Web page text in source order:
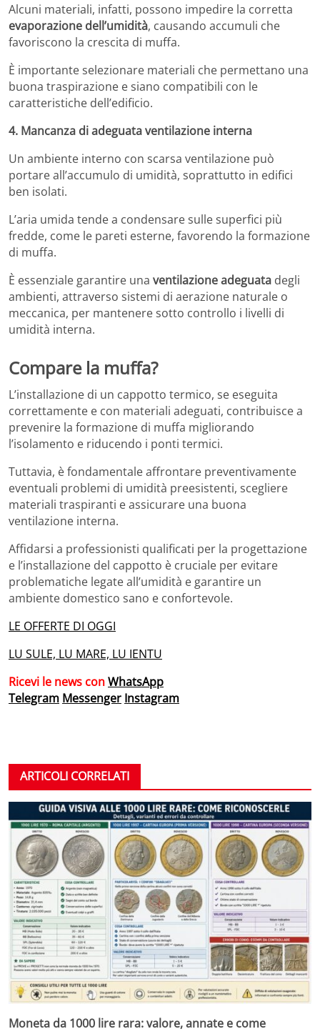
Alcuni materiali, infatti, possono impedire la corretta
evaporazione dell’umidità, causando accumuli che
favoriscono la crescita di muffa.
È importante selezionare materiali che permettano una
buona traspirazione e siano compatibili con le
caratteristiche dell’edificio.
4. Mancanza di adeguata ventilazione interna
Un ambiente interno con scarsa ventilazione può
portare all’accumulo di umidità, soprattutto in edifici
ben isolati.
L’aria umida tende a condensare sulle superfici più
fredde, come le pareti esterne, favorendo la formazione
di muffa.
È essenziale garantire una ventilazione adeguata degli
ambienti, attraverso sistemi di aerazione naturale o
meccanica, per mantenere sotto controllo i livelli di
umidità interna.
Compare la muffa?
L’installazione di un cappotto termico, se eseguita
correttamente e con materiali adeguati, contribuisce a
prevenire la formazione di muffa migliorando
l’isolamento e riducendo i ponti termici.
Tuttavia, è fondamentale affrontare preventivamente
eventuali problemi di umidità preesistenti, scegliere
materiali traspiranti e assicurare una buona
ventilazione interna.
Affidarsi a professionisti qualificati per la progettazione
e l’installazione del cappotto è cruciale per evitare
problematiche legate all’umidità e garantire un
ambiente domestico sano e confortevole.
LE OFFERTE DI OGGI
LU SULE, LU MARE, LU IENTU
Ricevi le news conWhatsApp
Telegram Messenger Instagram
ARTICOLI CORRELATI
Moneta da 1000 lire rara: valore, annate e come